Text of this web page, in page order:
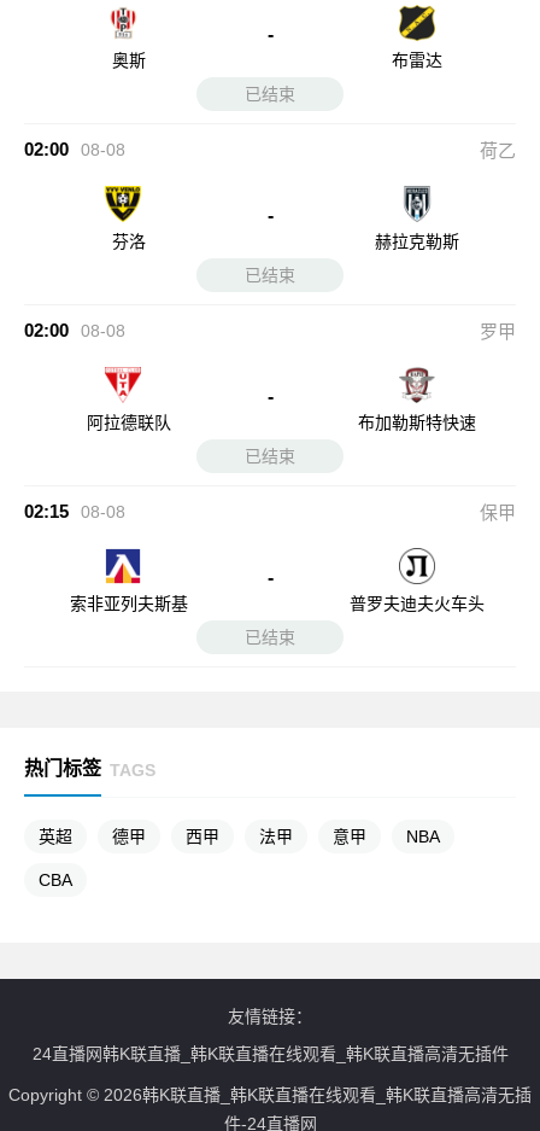
奥斯
-
布雷达
已结束
02:00 08-08 荷乙
芬洛
-
赫拉克勒斯
已结束
02:00 08-08 罗甲
阿拉德联队
-
布加勒斯特快速
已结束
02:15 08-08 保甲
索非亚列夫斯基
-
普罗夫迪夫火车头
已结束
热门标签 TAGS
英超 德甲 西甲 法甲 意甲 NBA
CBA
友情链接：
24直播网韩K联直播_韩K联直播在线观看_韩K联直播高清无插件
Copyright © 2026韩K联直播_韩K联直播在线观看_韩K联直播高清无插
件-24直播网